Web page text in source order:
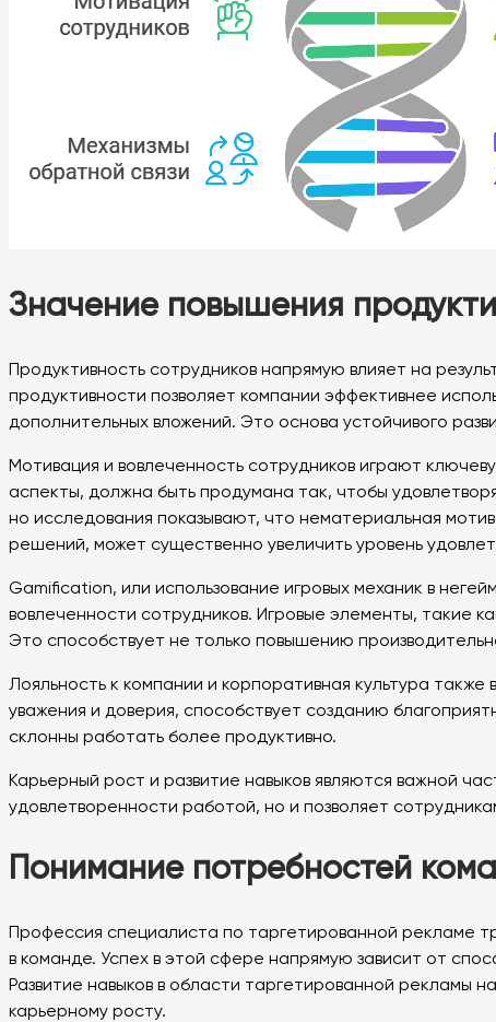
Значение повышения
Продуктивность сотрудников напрямую влияет на
продуктивности позволяет компании эффективнее
дополнительных вложений. Это основа устойчивого
Мотивация и вовлеченность сотрудников играют
аспекты, должна быть продумана так, чтобы
но исследования показывают, что нематериальная
решений, может существенно увеличить уровень
Gamification, или использование игровых механик в
вовлеченности сотрудников. Игровые элементы, такие
Это способствует не только повышению
Лояльность к компании и корпоративная культура
уважения и доверия, способствует созданию
склонны работать более продуктивно.
Карьерный рост и развитие навыков являются важной
удовлетворенности работой, но и позволяет
Понимание потребностей
Профессия специалиста по таргетированной рекламе
в команде. Успех в этой сфере напрямую зависит от
Развитие навыков в области таргетированной рекламы
карьерному росту.